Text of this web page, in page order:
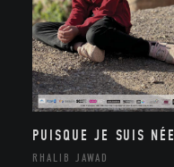
PUISQUE JE SUIS NÉE
RHALIB JAWAD